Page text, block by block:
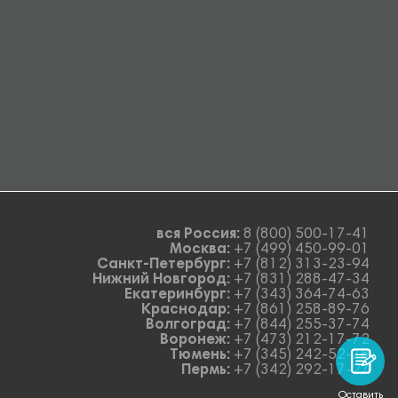
вся Россия: 8 (800) 500-17-41
Москва: +7 (499) 450-99-01
Санкт-Петербург: +7 (812) 313-23-94
Нижний Новгород: +7 (831) 288-47-34
Екатеринбург: +7 (343) 364-74-63
Краснодар: +7 (861) 258-89-76
Волгоград: +7 (844) 255-37-74
Воронеж: +7 (473) 212-17-72
Тюмень: +7 (345) 242-52-78
Пермь: +7 (342) 292-17-27
Оставить